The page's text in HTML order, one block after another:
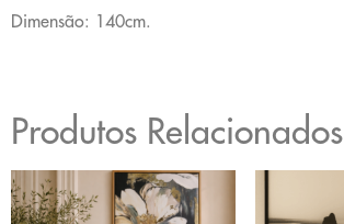
Dimensão: 140cm.
Produtos Relacionados